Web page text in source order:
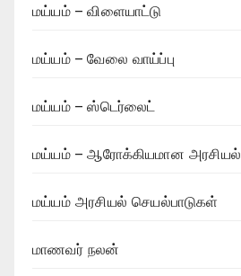
மய்யம் – விளையாட்டு
மய்யம் – வேலை வாய்ப்பு
மய்யம் – ஸ்டெர்லைட்
மய்யம் – ஆரோக்கியமான அரசியல்
மய்யம் அரசியல் செயல்பாடுகள்
மாணவர் நலன்